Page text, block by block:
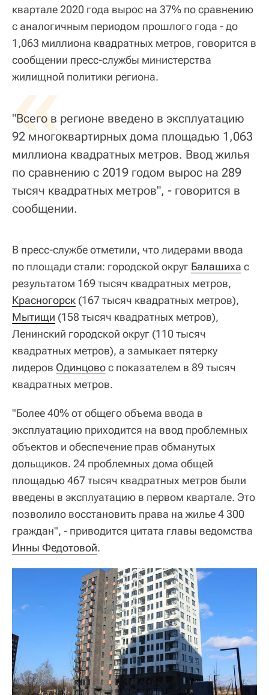
квартале 2020 года вырос на 37% по сравнению
с аналогичным периодом прошлого года - до
1,063 миллиона квадратных метров, говорится в
сообщении пресс-службы министерства
жилищной политики региона.
«
"Всего в регионе введено в эксплуатацию
92 многоквартирных дома площадью 1,063
миллиона квадратных метров. Ввод жилья
по сравнению с 2019 годом вырос на 289
тысяч квадратных метров", - говорится в
сообщении.
В пресс-службе отметили, что лидерами ввода
по площади стали: городской округ Балашиха с
результатом 169 тысяч квадратных метров,
Красногорск (167 тысяч квадратных метров),
Мытищи (158 тысяч квадратных метров),
Ленинский городской округ (110 тысяч
квадратных метров), а замыкает пятерку
лидеров Одинцовос показателем в 89 тысяч
квадратных метров.
"Более 40% от общего объема ввода в
эксплуатацию приходится на ввод проблемных
объектов и обеспечение прав обманутых
дольщиков. 24 проблемных дома общей
площадью 467 тысяч квадратных метров были
введены в эксплуатацию в первом квартале. Это
позволило восстановить права на жилье 4 300
граждан", - приводится цитата главы ведомства
Инны Федотовой.